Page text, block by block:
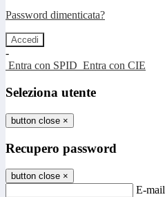
Password dimenticata?
-
Entra con SPID Entra con CIE
Seleziona utente
button close ×
Recupero password
button close ×
E-mail